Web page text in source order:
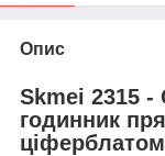
Опис
Skmei 2315 -
годинник